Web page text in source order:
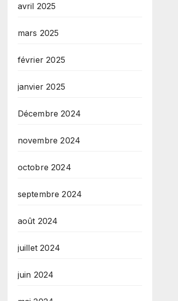
avril 2025
mars 2025
février 2025
janvier 2025
Décembre 2024
novembre 2024
octobre 2024
septembre 2024
août 2024
juillet 2024
juin 2024